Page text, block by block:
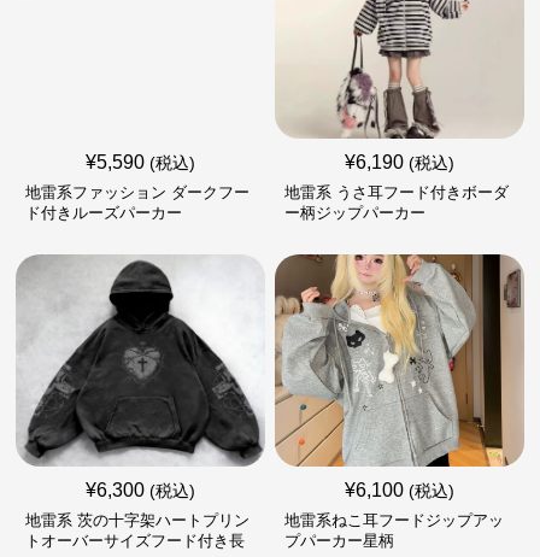
¥5,590 (税込)
地雷系ファッション ダークフー
ド付きルーズパーカー
¥6,190 (税込)
地雷系 うさ耳フード付きボーダ
ー柄ジップパーカー
¥6,300 (税込)
地雷系 茨の十字架ハートプリン
トオーバーサイズフード付き長
¥6,100 (税込)
地雷系ねこ耳フードジップアッ
プパーカー星柄